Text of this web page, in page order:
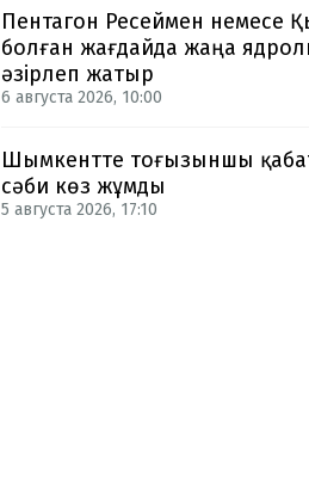
Пентагон Ресеймен немесе
болған жағдайда жаңа
әзірлеп жатыр
6 августа 2026, 10:00
Шымкентте тоғызыншы
сәби көз жұмды
5 августа 2026, 17:10